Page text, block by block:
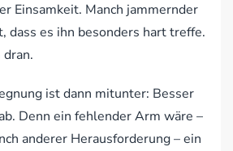
Einsamkeit. Manch jammernder
dass es ihn besonders hart treffe.
ist dann mitunter: Besser
Denn ein fehlender Arm wäre –
anderer Herausforderung – ein